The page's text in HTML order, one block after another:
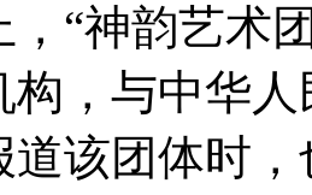
神韵艺术团
构，与中华
道该团体时